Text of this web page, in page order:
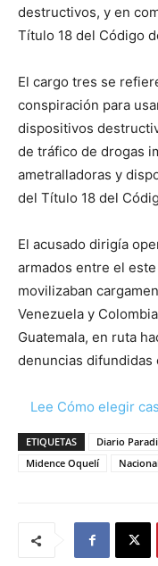
destructivos, y en
Título 18 del Código
El cargo tres se
conspiración para
dispositivos
de tráfico de drogas
ametralladoras y
del Título 18 del
El acusado dirigía
armados entre el
movilizaban
Venezuela y
Guatemala, en ruta
denuncias difundidas
Lee Cómo elegir
ETIQUETAS Diario
Midence Oquelí